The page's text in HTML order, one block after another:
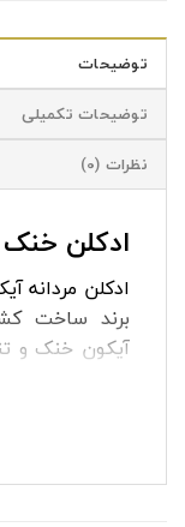
توضیحات
توضیحات تکمیلی
نظرات (0)
ادکلن خنک
ادکلن مردانه
برند ساخت
آیکون خنک و
ادکلن خنک و